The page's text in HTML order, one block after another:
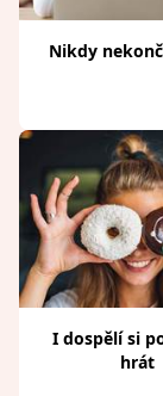
Nikdy
I dospělí si
hrát